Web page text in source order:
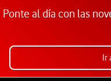
Ponte al día con las
Ir